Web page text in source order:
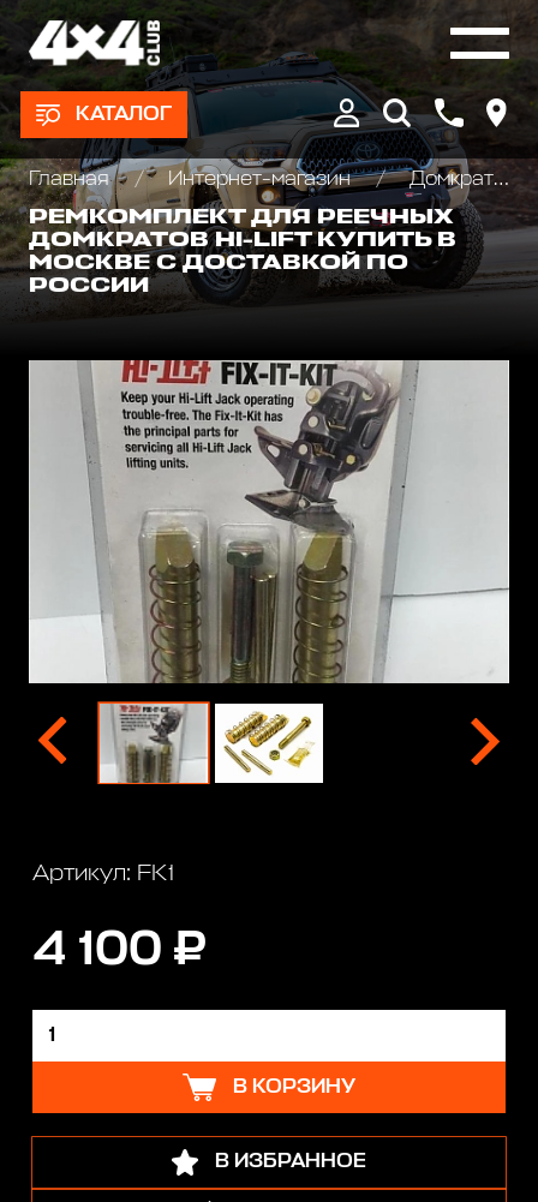
КАТАЛОГ
Главная Интернет-магазин
Домкраты реечные и аксессуары
РЕМКОМПЛЕКТ ДЛЯ РЕЕЧНЫХ
ДОМКРАТОВ HI-LIFT КУПИТЬ В
МОСКВЕ С ДОСТАВКОЙ ПО
РОССИИ
Артикул: FK1
4 100 ₽
В КОРЗИНУ
В ИЗБРАННОЕ